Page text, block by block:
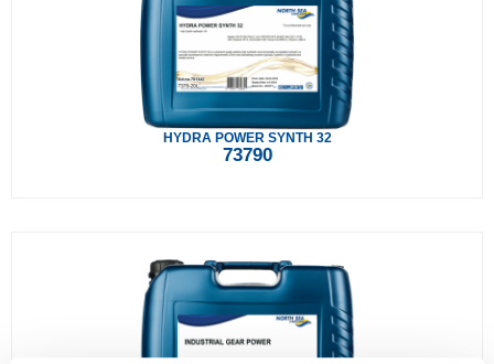
HYDRA POWER SYNTH 32
73790